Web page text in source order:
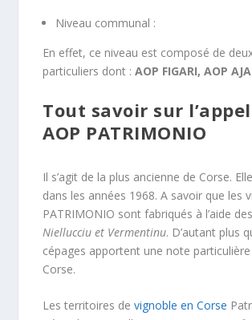
Niveau communal :
En effet, ce niveau est composé de
particuliers dont :AOP FIGARI, AOP
Tout savoir sur
AOP PATRIMONIO
Il s’agit de la plus ancienne de Corse.
dans les années 1968. A savoir que les
PATRIMONIO sont fabriqués à l’aide
Niellucciu et Vermentinu. D’autant plus
cépages apportent une note particulière
Corse.
Les territoires devignoble en Corse